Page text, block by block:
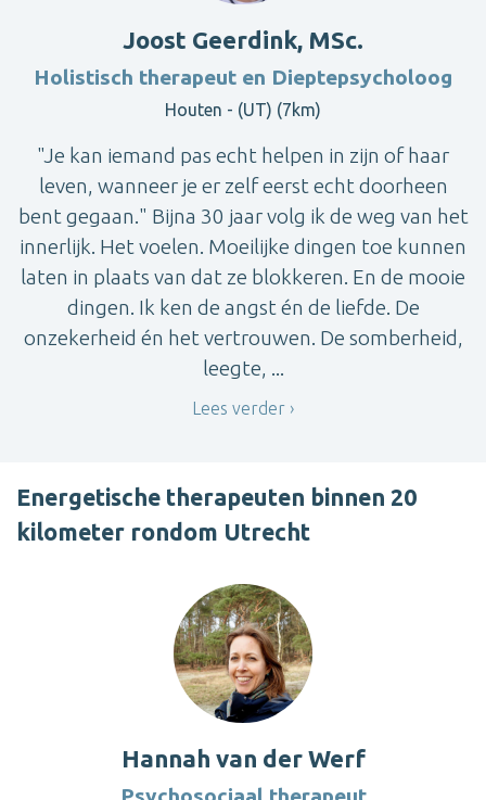
Joost Geerdink, MSc.
Holistisch therapeut en Dieptepsycholoog
Houten - (UT) (7km)
"Je kan iemand pas echt helpen in zijn of haar
leven, wanneer je er zelf eerst echt doorheen
bent gegaan." Bijna 30 jaar volg ik de weg van het
innerlijk. Het voelen. Moeilijke dingen toe kunnen
laten in plaats van dat ze blokkeren. En de mooie
dingen. Ik ken de angst én de liefde. De
onzekerheid én het vertrouwen. De somberheid,
leegte, ...
Lees verder
Energetische therapeuten binnen 20
kilometer rondom Utrecht
Hannah van der Werf